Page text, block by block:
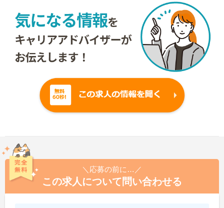
＼応募の前に…／
この求人について問い合わせる